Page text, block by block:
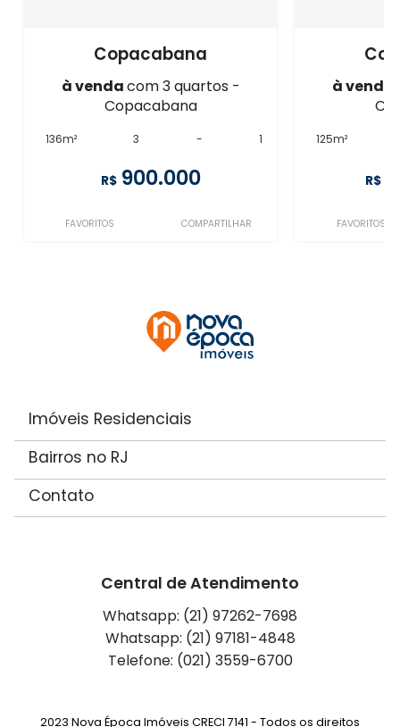
Copacabana
à vendacom 3 quartos -
Copacabana
136m² 3 - 1
R$ 900.000
FAVORITOS COMPARTILHAR
à venda
125m²
R$
FAVORITOS
Imóveis Residenciais
Bairros no RJ
Contato
Central de Atendimento
Whatsapp: (21) 97262-7698
Whatsapp: (21) 97181-4848
Telefone: (021) 3559-6700
2023 Nova Época Imóveis CRECI 7141 - Todos os direitos